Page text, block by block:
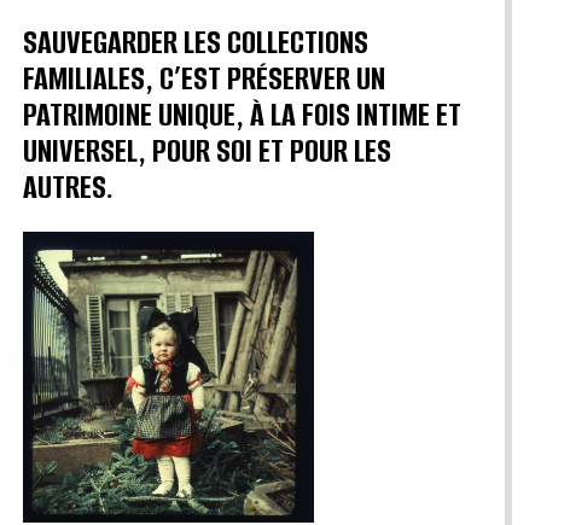
SAUVEGARDER LES COLLECTIONS
FAMILIALES, C’EST PRÉSERVER UN
PATRIMOINE UNIQUE, À LA FOIS INTIME ET
UNIVERSEL, POUR SOI ET POUR LES
AUTRES.